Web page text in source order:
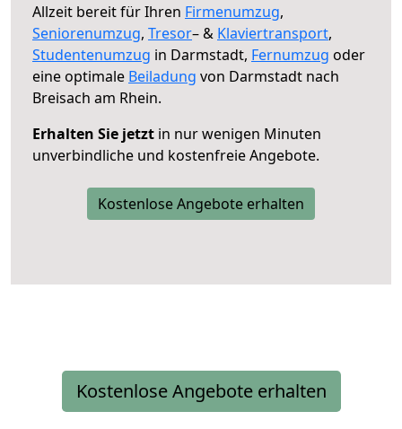
Allzeit bereit für Ihren Firmenumzug,
Seniorenumzug, Tresor– & Klaviertransport,
Studentenumzug in Darmstadt, Fernumzug oder
eine optimale Beiladung von Darmstadt nach
Breisach am Rhein.
Erhalten Sie jetzt in nur wenigen Minuten
unverbindliche und kostenfreie Angebote.
Kostenlose Angebote erhalten
Kostenlose Angebote erhalten